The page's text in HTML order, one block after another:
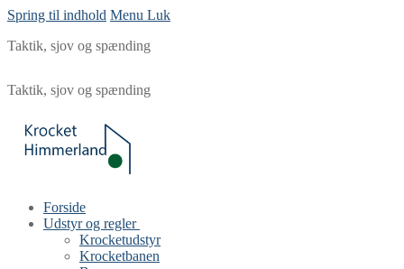
Spring til indhold Menu Luk
Taktik, sjov og spænding
Taktik, sjov og spænding
Forside
Udstyr og regler
Krocketudstyr
Krocketbanen